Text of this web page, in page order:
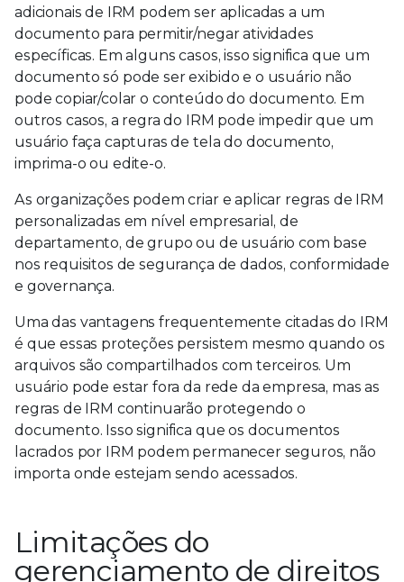
adicionais de IRM podem ser aplicadas a um
documento para permitir/negar atividades
específicas. Em alguns casos, isso significa que um
documento só pode ser exibido e o usuário não
pode copiar/colar o conteúdo do documento. Em
outros casos, a regra do IRM pode impedir que um
usuário faça capturas de tela do documento,
imprima-o ou edite-o.
As organizações podem criar e aplicar regras de IRM
personalizadas em nível empresarial, de
departamento, de grupo ou de usuário com base
nos requisitos de segurança de dados, conformidade
e governança.
Uma das vantagens frequentemente citadas do IRM
é que essas proteções persistem mesmo quando os
arquivos são compartilhados com terceiros. Um
usuário pode estar fora da rede da empresa, mas as
regras de IRM continuarão protegendo o
documento. Isso significa que os documentos
lacrados por IRM podem permanecer seguros, não
importa onde estejam sendo acessados.
Limitações do
gerenciamento de direitos